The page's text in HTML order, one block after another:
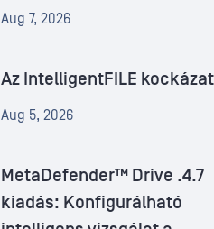
Aug 7, 2026
Az IntelligentFILE
Aug 5, 2026
MetaDefender™ Drive .4.7
kiadás: Konfigurálható